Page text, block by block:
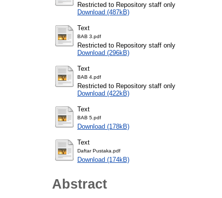
Restricted to Repository staff only
Download (487kB)
Text
BAB 3.pdf
Restricted to Repository staff only
Download (296kB)
Text
BAB 4.pdf
Restricted to Repository staff only
Download (422kB)
Text
BAB 5.pdf
Download (178kB)
Text
Daftar Pustaka.pdf
Download (174kB)
Abstract